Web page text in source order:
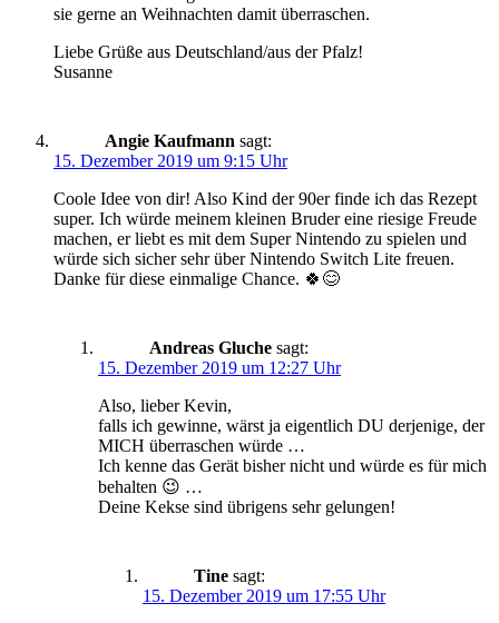
sie gerne an Weihnachten damit überraschen.
Liebe Grüße aus Deutschland/aus der Pfalz!
Susanne
Angie Kaufmann sagt:
15. Dezember 2019 um 9:15 Uhr
Coole Idee von dir! Also Kind der 90er finde ich das Rezept
super. Ich würde meinem kleinen Bruder eine riesige Freude
machen, er liebt es mit dem Super Nintendo zu spielen und
würde sich sicher sehr über Nintendo Switch Lite freuen.
Danke für diese einmalige Chance. 🍀😊
Andreas Gluche sagt:
15. Dezember 2019 um 12:27 Uhr
Also, lieber Kevin,
falls ich gewinne, wärst ja eigentlich DU derjenige, der
MICH überraschen würde …
Ich kenne das Gerät bisher nicht und würde es für mich
behalten 😉 …
Deine Kekse sind übrigens sehr gelungen!
Tine sagt:
15. Dezember 2019 um 17:55 Uhr